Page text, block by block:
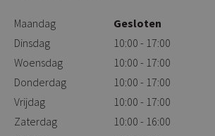
Maandag
Gesloten
Dinsdag
10:00 - 17:00
Woensdag
10:00 - 17:00
Donderdag
10:00 - 17:00
Vrijdag
10:00 - 17:00
Zaterdag
10:00 - 16:00